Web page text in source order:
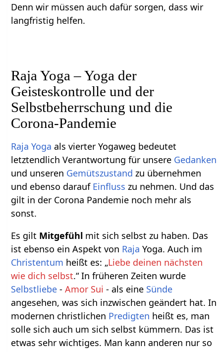
Denn wir müssen auch dafür sorgen, dass wir
langfristig helfen.
Raja Yoga – Yoga der
Geisteskontrolle und der
Selbstbeherrschung und die
Corona-Pandemie
Raja Yoga als vierter Yogaweg bedeutet
letztendlich Verantwortung für unsere Gedanken
und unseren Gemütszustand zu übernehmen
und ebenso darauf Einfluss zu nehmen. Und das
gilt in der Corona Pandemie noch mehr als
sonst.
Es gilt Mitgefühl mit sich selbst zu haben. Das
ist ebenso ein Aspekt von Raja Yoga. Auch im
Christentum heißt es: „Liebe deinen nächsten
wie dich selbst.“ In früheren Zeiten wurde
Selbstliebe -Amor Sui - als eine Sünde
angesehen, was sich inzwischen geändert hat. In
modernen christlichen Predigten heißt es, man
solle sich auch um sich selbst kümmern. Das ist
etwas sehr wichtiges. Man kann anderen nur so